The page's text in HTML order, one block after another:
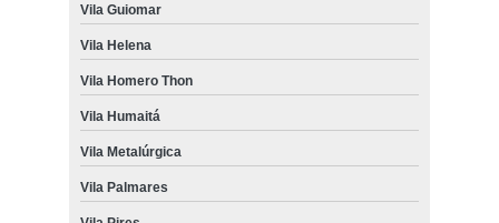
Vila Guiomar
Vila Helena
Vila Homero Thon
Vila Humaitá
Vila Metalúrgica
Vila Palmares